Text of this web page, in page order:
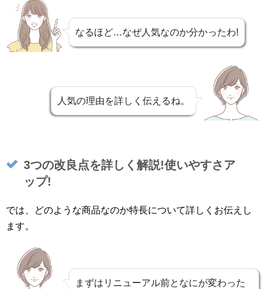
なるほど…なぜ人気なのか分かったわ!
人気の理由を詳しく伝えるね。
3つの改良点を詳しく解説!使いやすさア
ップ!
では、どのような商品なのか特長について詳しくお伝えし
ます。
まずはリニューアル前となにが変わった